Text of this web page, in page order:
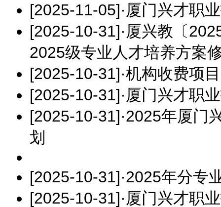
[2025-11-05]· 厦门兴才职
[2025-10-31]· 厦兴教〔
2025级专业人才培养方案
[2025-10-31]·机构收费项
[2025-10-31]· 厦门兴才职
[2025-10-31]·2025年厦门
划
[2025-10-31]·2025年分专
[2025-10-31]· 厦门兴才职